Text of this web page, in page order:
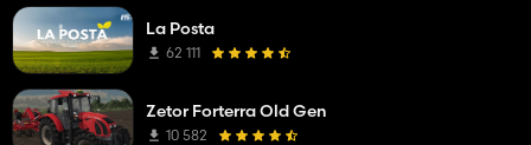
La Posta
62 111
Zetor Forterra Old Gen
10 582